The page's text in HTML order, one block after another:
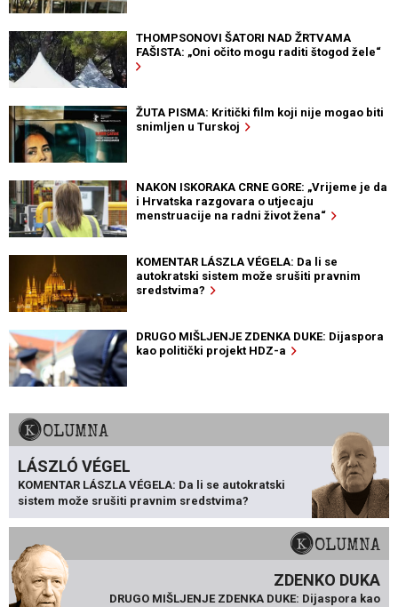
THOMPSONOVI ŠATORI NAD ŽRTVAMA
FAŠISTA: „Oni očito mogu raditi štogod žele“
ŽUTA PISMA: Kritički film koji nije mogao biti
snimljen u Turskoj
NAKON ISKORAKA CRNE GORE: „Vrijeme je da
i Hrvatska razgovara o utjecaju
menstruacije na radni život žena“
KOMENTAR LÁSZLA VÉGELA: Da li se
autokratski sistem može srušiti pravnim
sredstvima?
DRUGO MIŠLJENJE ZDENKA DUKE: Dijaspora
kao politički projekt HDZ-a
KOLUMNA
LÁSZLÓ VÉGEL
KOMENTAR LÁSZLA VÉGELA: Da li se autokratski
sistem može srušiti pravnim sredstvima?
KOLUMNA
ZDENKO DUKA
DRUGO MIŠLJENJE ZDENKA DUKE: Dijaspora kao